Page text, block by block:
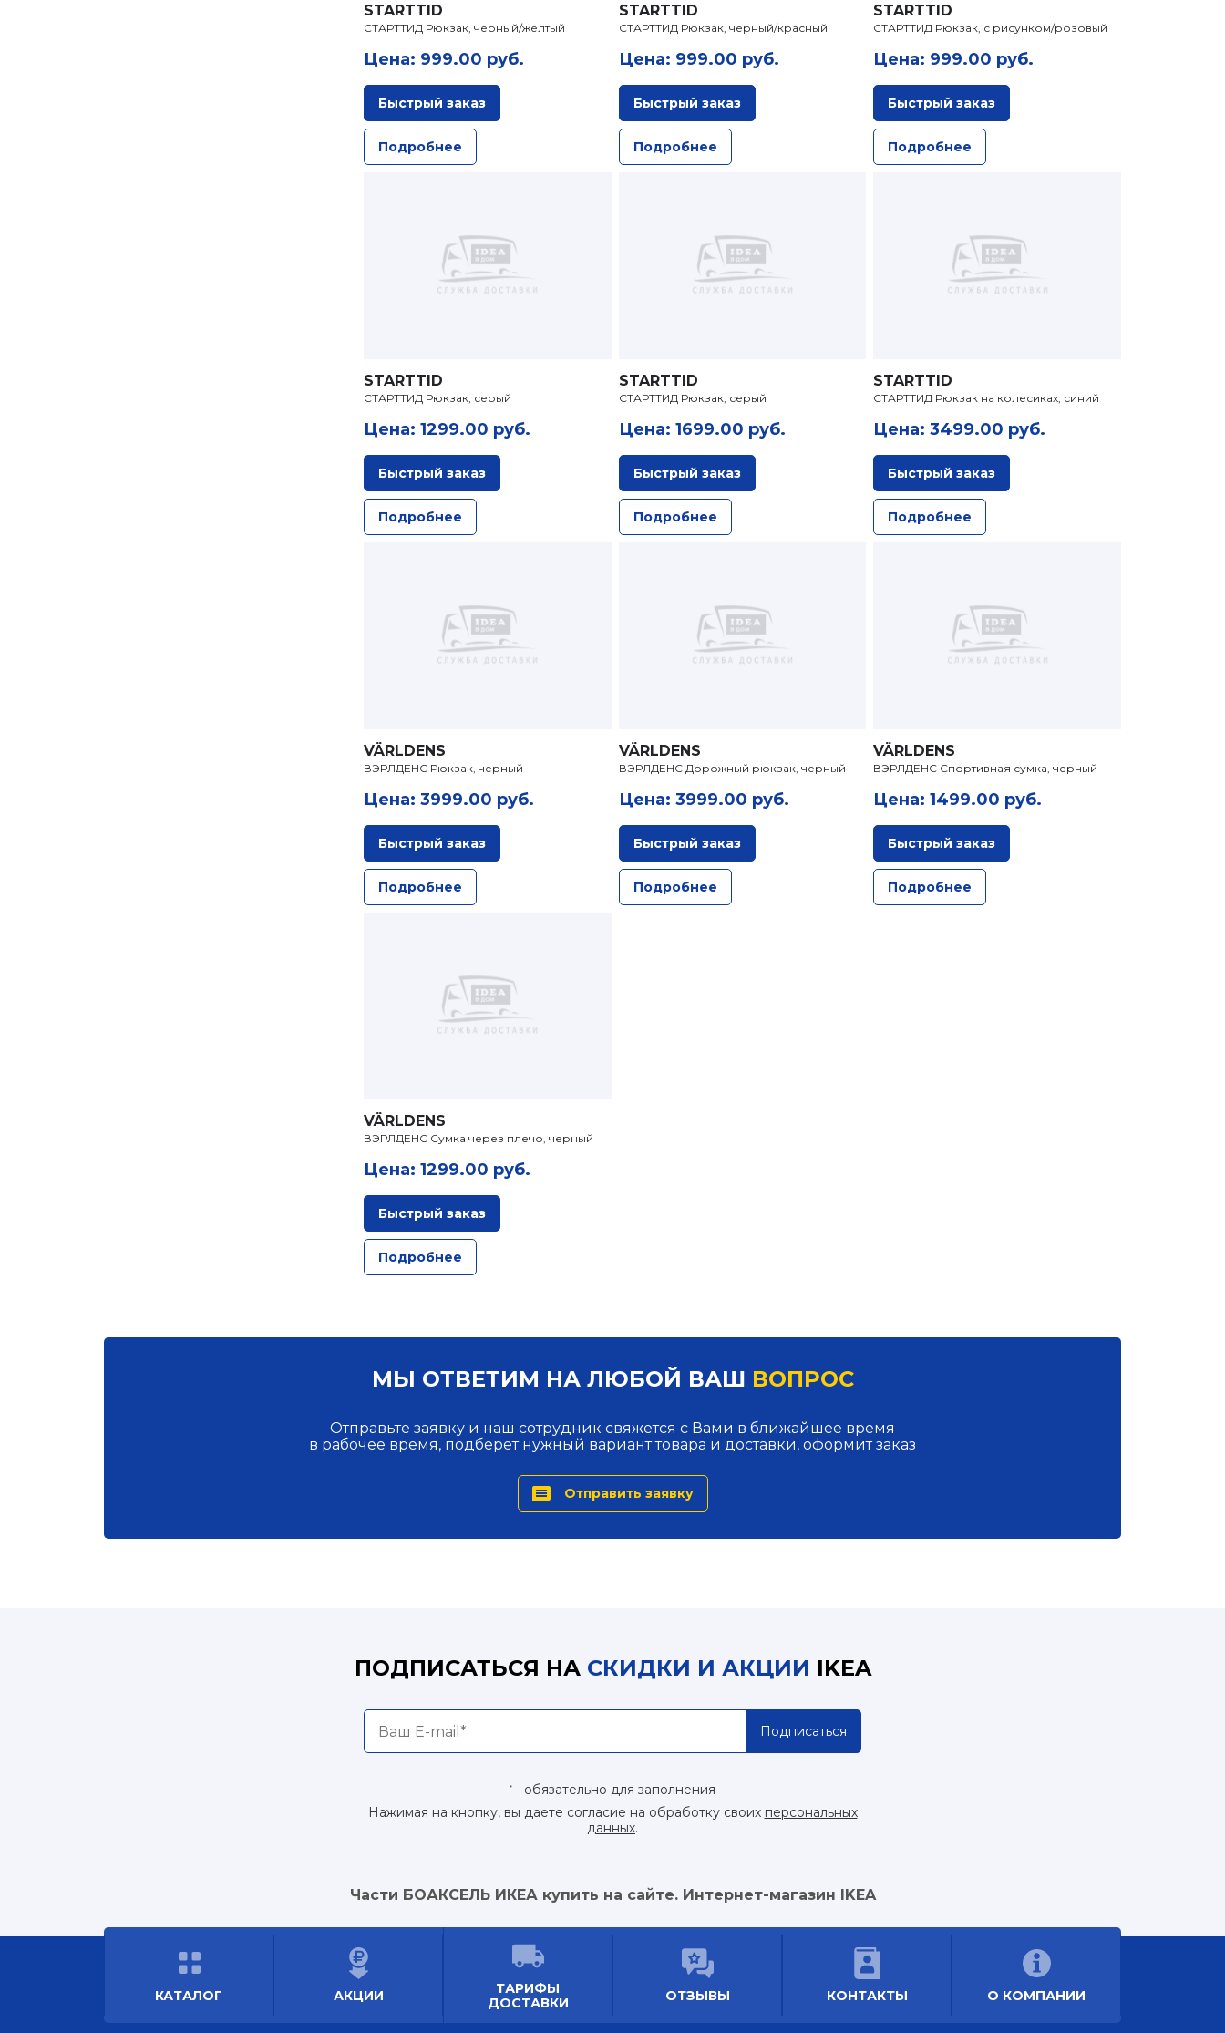
STARTTID
СТАРТТИД Рюкзак, черный/желтый
Цена: 999.00 руб.
Быстрый заказ
Подробнее
STARTTID
СТАРТТИД Рюкзак, черный/красный
Цена: 999.00 руб.
Быстрый заказ
Подробнее
STARTTID
СТАРТТИД Рюкзак, с рисунком/розовый
Цена: 999.00 руб.
Быстрый заказ
Подробнее
STARTTID
СТАРТТИД Рюкзак, серый
Цена: 1299.00 руб.
Быстрый заказ
Подробнее
STARTTID
СТАРТТИД Рюкзак, серый
Цена: 1699.00 руб.
Быстрый заказ
Подробнее
STARTTID
СТАРТТИД Рюкзак на колесиках, синий
Цена: 3499.00 руб.
Быстрый заказ
Подробнее
VÄRLDENS
ВЭРЛДЕНС Рюкзак, черный
Цена: 3999.00 руб.
Быстрый заказ
Подробнее
VÄRLDENS
ВЭРЛДЕНС Дорожный рюкзак, черный
Цена: 3999.00 руб.
Быстрый заказ
Подробнее
VÄRLDENS
ВЭРЛДЕНС Спортивная сумка, черный
Цена: 1499.00 руб.
Быстрый заказ
Подробнее
VÄRLDENS
ВЭРЛДЕНС Сумка через плечо, черный
Цена: 1299.00 руб.
Быстрый заказ
Подробнее
МЫ ОТВЕТИМ НА ЛЮБОЙ ВАШ ВОПРОС
Отправьте заявку и наш сотрудник свяжется с Вами в ближайшее время
в рабочее время, подберет нужный вариант товара и доставки, оформит заказ
Отправить заявку
ПОДПИСАТЬСЯ НА СКИДКИ И АКЦИИ IKEA
Подписаться
* - обязательно для заполнения
Нажимая на кнопку, вы даете согласие на обработку своих персональных
данных.
Части БОАКСЕЛЬ ИКЕА купить на сайте. Интернет-магазин IKEA
КАТАЛОГ АКЦИИ
ТАРИФЫ
ДОСТАВКИ
ОТЗЫВЫ КОНТАКТЫ О КОМПАНИИ